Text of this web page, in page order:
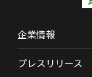
企業情報
プレスリリース